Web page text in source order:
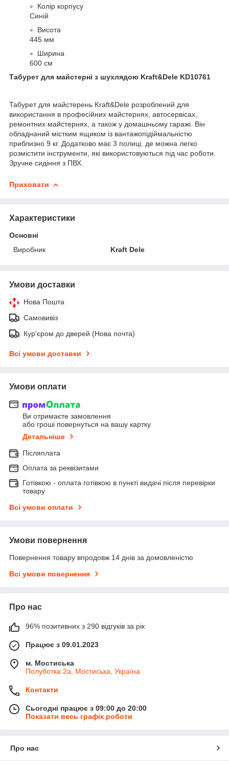
Колір корпусу
Синій
Висота
445 мм
Ширина
600 см
Табурет для майстерні з шухлядою Kraft&Dele KD10761
Табурет для майстерень Kraft&Dele розроблений для
використання в професійних майстернях, автосервісах,
ремонтних майстернях, а також у домашньому гаражі. Він
обладнаний містким ящиком із вантажопідіймальністю
приблизно 9 кг. Додатково має 3 полиці, де можна легко
розмістити інструменти, які використовуються під час роботи.
Зручне сидіння з ПВХ.
Приховати
Характеристики
Основні
Виробник
Kraft Dele
Умови доставки
Нова Пошта
Самовивіз
Кур'єром до дверей (Нова почта)
Всі умови доставки
Умови оплати
Ви отримаєте замовлення
або гроші повернуться на вашу картку
Детальніше
Післяплата
Оплата за реквізитами
Готівкою - оплата готівкою в пункті видачі після перевірки
товару
Всі умови оплати
Умови повернення
Повернення товару впродовж 14 днів за домовленістю
Всі умови повернення
Про нас
96% позитивних з 290 відгуків за рік
Працює з 09.01.2023
м. Мостиська
Полуботка 2а, Мостиська, Україна
Контакти
Сьогодні працює з 09:00 до 20:00
Показати весь графік роботи
Про нас